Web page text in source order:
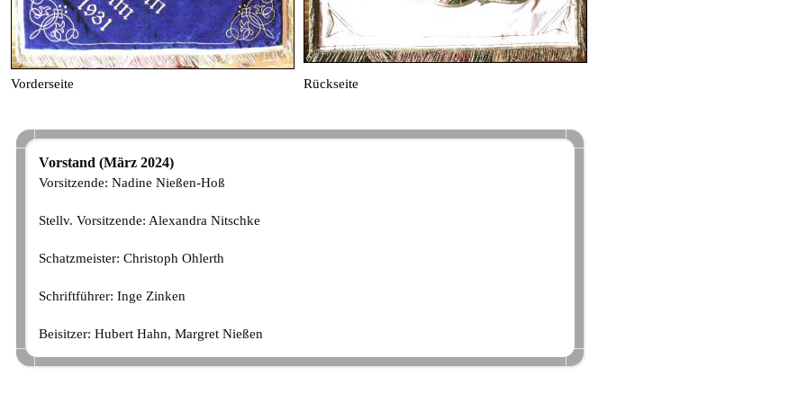
Vorderseite Rückseite
Vorstand (März 2024)
Vorsitzende: Nadine Nießen-Hoß
Stellv. Vorsitzende: Alexandra Nitschke
Schatzmeister: Christoph Ohlerth
Schriftführer: Inge Zinken
Beisitzer: Hubert Hahn, Margret Nießen